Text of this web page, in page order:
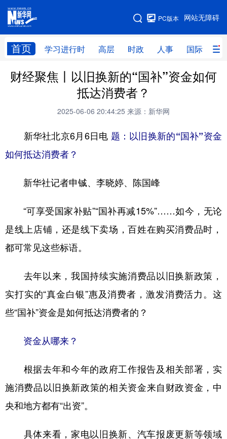
网站无障碍
PC版本
首页 学习进行时 高层 时政 人事 国际 财
网站地图
学习进行时 高层 时政 人事
财经 网评
科技 科创 量子 体育
文化
访谈 视频 图片
食品 人居 信息化 数字经济
学术中国 乡村振兴
彩票 娱乐 时尚 悦读
公益 一带一路 亚太网
地方频道
北京 天津 河北 山西
浙江 安徽 福建 江西
财经聚焦丨以旧换新的“国补”资金如何
抵达消费者？
2025-06-06 20:44:25 来源：新华网
新华社北京6月6日电 题：以旧换新的“国补”资金
如何抵达消费者？
新华社记者申铖、李晓婷、陈国峰
“可享受国家补贴”“国补再减15%”……如今，无论
是线上店铺，还是线下卖场，百姓在购买消费品时，
都可常见这些标语。
去年以来，我国持续实施消费品以旧换新政策，
实打实的“真金白银”惠及消费者，激发消费活力。这
些“国补”资金是如何抵达消费者的？
资金从哪来？
根据去年和今年的政府工作报告及相关部署，实
施消费品以旧换新政策的相关资金来自财政资金，中
央和地方都有“出资”。
具体来看，家电以旧换新、汽车报废更新等领域